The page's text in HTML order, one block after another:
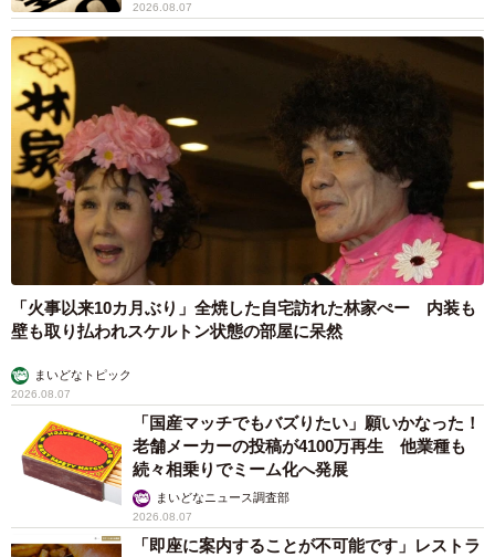
2026.08.07
「火事以来10カ月ぶり」全焼した自宅訪れた林家ぺー 内装も
壁も取り払われスケルトン状態の部屋に呆然
まいどなトピック
2026.08.07
「国産マッチでもバズりたい」願いかなった！
老舗メーカーの投稿が4100万再生 他業種も
続々相乗りでミーム化へ発展
まいどなニュース調査部
2026.08.07
「即座に案内することが不可能です」レストラ